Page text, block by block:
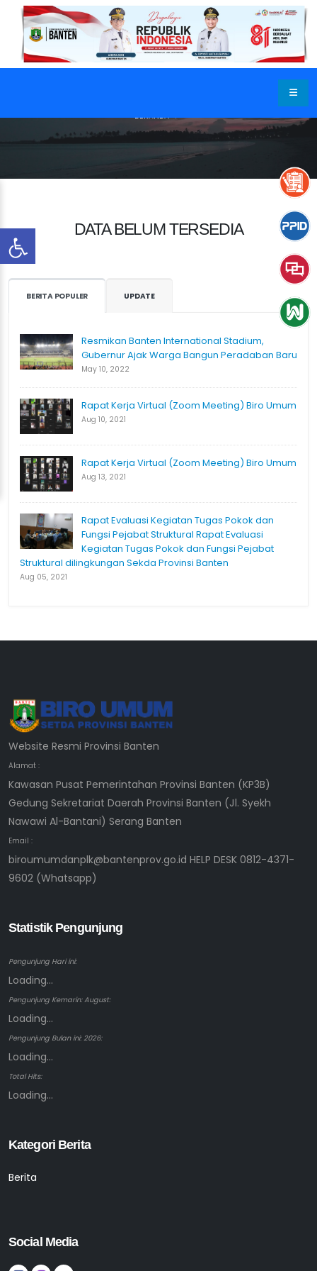
BERANDA
DATA BELUM TERSEDIA
BERITA POPULER UPDATE
Resmikan Banten International Stadium,
Gubernur Ajak Warga Bangun Peradaban Baru
May 10, 2022
Rapat Kerja Virtual (Zoom Meeting) Biro Umum
Aug 10, 2021
Rapat Kerja Virtual (Zoom Meeting) Biro Umum
Aug 13, 2021
Rapat Evaluasi Kegiatan Tugas Pokok dan
Fungsi Pejabat Struktural Rapat Evaluasi
Kegiatan Tugas Pokok dan Fungsi Pejabat
Struktural dilingkungan Sekda Provinsi Banten
Aug 05, 2021
Website Resmi Provinsi Banten
Alamat :
Kawasan Pusat Pemerintahan Provinsi Banten (KP3B)
Gedung Sekretariat Daerah Provinsi Banten (Jl. Syekh
Nawawi Al-Bantani) Serang Banten
Email :
biroumumdanplk@bantenprov.go.id HELP DESK 0812-4371-
9602 (Whatsapp)
Statistik Pengunjung
Pengunjung Hari ini:
Loading...
Pengunjung Kemarin: August:
Loading...
Pengunjung Bulan ini: 2026:
Loading...
Total Hits:
Loading...
Kategori Berita
Berita
Social Media